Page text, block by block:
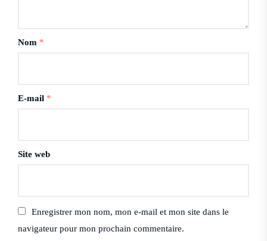
Nom *
E-mail *
Site web
Enregistrer mon nom, mon e-mail et mon site dans le
navigateur pour mon prochain commentaire.